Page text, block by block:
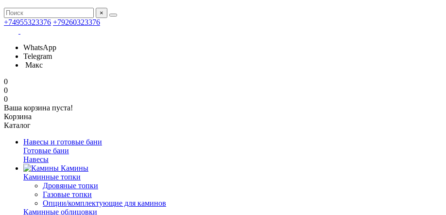
×
+74955323376 +79260323376
WhatsApp
Telegram
Макс
0
0
0
Ваша корзина пуста!
Корзина
Каталог
Навесы и готовые бани
Готовые бани
Навесы
Камины
Каминные топки
Дровяные топки
Газовые топки
Опции/комплектующие для каминов
Каминные облицовки